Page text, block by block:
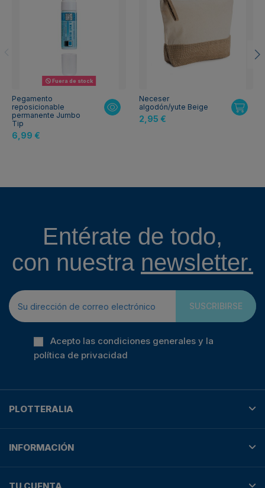
Fuera de stock
Pegamento
reposicionable
permanente Jumbo
Tip
6,99 €
Neceser
algodón/yute Beige
2,95 €
Entérate de todo,
con nuestra newsletter.
SUSCRIBIRSE
Acepto las condiciones generales y la
política de privacidad
PLOTTERALIA
INFORMACIÓN